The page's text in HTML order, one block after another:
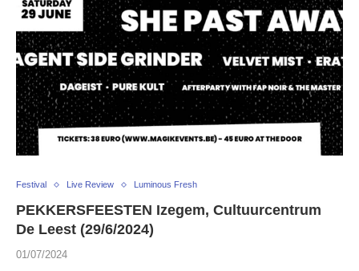
Festival Live Review Luminous Fresh
PEKKERSFEESTEN Izegem, Cultuurcentrum
De Leest (29/6/2024)
01/07/2024